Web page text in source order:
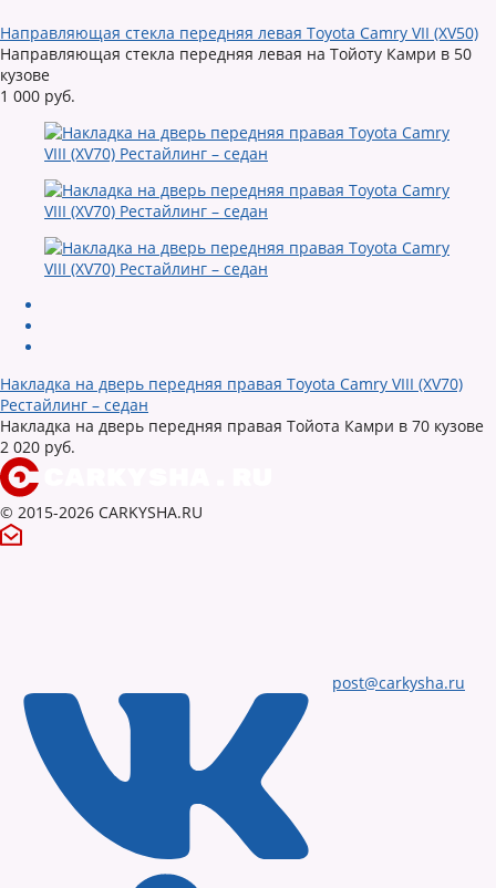
Направляющая стекла передняя левая Toyota Camry VII (XV50)
Направляющая стекла передняя левая на Тойоту Камри в 50
кузове
1 000 руб.
Накладка на дверь передняя правая Toyota Camry VIII (XV70)
Рестайлинг – седан
Накладка на дверь передняя правая Тойота Камри в 70 кузове
2 020 руб.
© 2015-2026 CARKYSHA.RU
post@carkysha.ru